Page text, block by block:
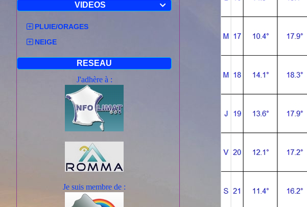

VIDEOS
PLUIE/ORAGES
NEIGE
RESEAU
J'adhère à :
Je suis membre de :